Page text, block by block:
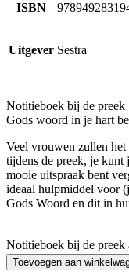
ISBN
Uitgever Sestra
Notitieboek bij de preek
Gods woord in je hart
Veel vrouwen zullen
tijdens de preek, je kunt
mooie uitspraak bent
ideaal hulpmiddel voor
Gods Woord en dit in
Notitieboek bij de preek
Toevoegen aan